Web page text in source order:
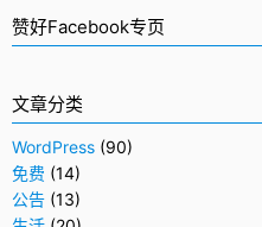
赞好Facebook专页
文章分类
WordPress (90)
免费 (14)
公告 (13)